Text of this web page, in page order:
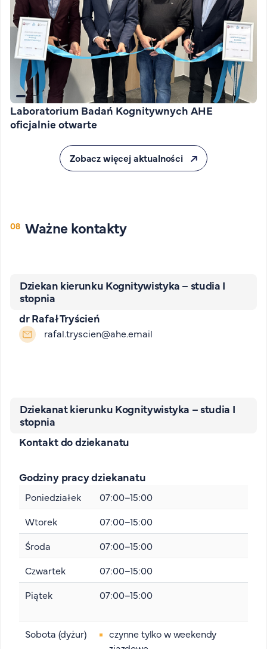
Laboratorium Badań Kognitywnych AHE
oficjalnie otwarte
Zobacz więcej aktualności
Ważne kontakty
Dziekan kierunku Kognitywistyka – studia I
stopnia
dr Rafał Tryścień
rafal.tryscien@ahe.email
Dziekanat kierunku Kognitywistyka – studia I
stopnia
Kontakt do dziekanatu
Godziny pracy dziekanatu
Poniedziałek
07:00–15:00
Wtorek
07:00–15:00
Środa
07:00–15:00
Czwartek
07:00–15:00
Piątek
07:00–15:00
Sobota (dyżur)
czynne tylko w weekendy